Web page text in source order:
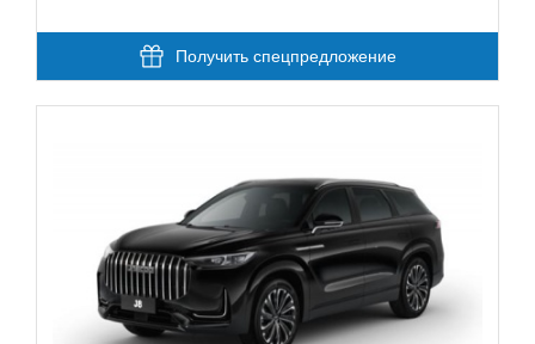
Получить спецпредложение